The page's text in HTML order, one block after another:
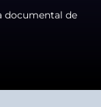
documental de